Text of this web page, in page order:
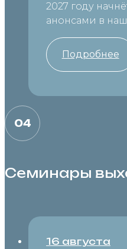
2027 году
анонсами в
Подробнее
Семинары
16 августа
04